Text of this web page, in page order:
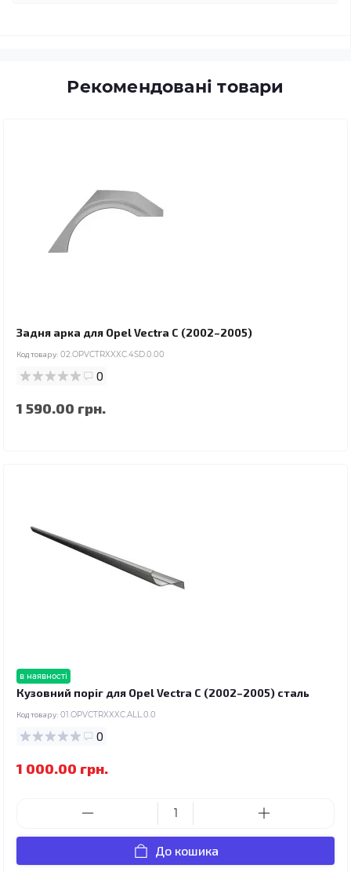
Рекомендовані товари
Задня арка для Opel Vectra C (2002–2005)
Код товару: 02.OPVCTRXXXC.4SD.0.00
0
1 590.00 грн.
в наявності
Кузовний поріг для Opel Vectra C (2002–2005) сталь
Код товару: 01.OPVCTRXXXC.ALL.0.0
0
1 000.00 грн.
До кошика